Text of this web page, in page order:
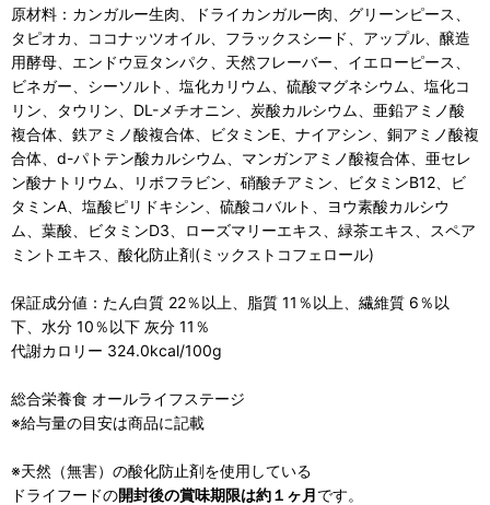
原材料：カンガルー生肉、ドライカンガルー肉、グリーンピース、
タピオカ、ココナッツオイル、フラックスシード、アップル、醸造
用酵母、エンドウ豆タンパク、天然フレーバー、イエローピース、
ビネガー、シーソルト、塩化カリウム、硫酸マグネシウム、塩化コ
リン、タウリン、DL-メチオニン、炭酸カルシウム、亜鉛アミノ酸
複合体、鉄アミノ酸複合体、ビタミンE、ナイアシン、銅アミノ酸複
合体、d-パトテン酸カルシウム、マンガンアミノ酸複合体、亜セレ
ン酸ナトリウム、リボフラビン、硝酸チアミン、ビタミンB12、ビ
タミンA、塩酸ピリドキシン、硫酸コバルト、ヨウ素酸カルシウ
ム、葉酸、ビタミンD3、ローズマリーエキス、緑茶エキス、スペア
ミントエキス、酸化防止剤(ミックストコフェロール)
保証成分値：たん白質 22％以上、脂質 11％以上、繊維質 6％以
下、水分 10％以下 灰分 11％
代謝カロリー 324.0kcal/100g
総合栄養食 オールライフステージ
※給与量の目安は商品に記載
※天然（無害）の酸化防止剤を使用している
ドライフードの開封後の賞味期限は約１ヶ月です。